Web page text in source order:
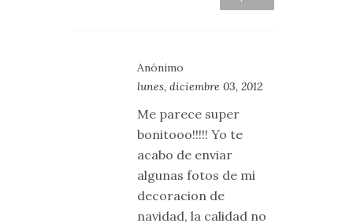
Anónimo
lunes, diciembre 03, 2012
Me parece super
bonitooo!!!!! Yo te
acabo de enviar
algunas fotos de mi
decoracion de
navidad, la calidad no